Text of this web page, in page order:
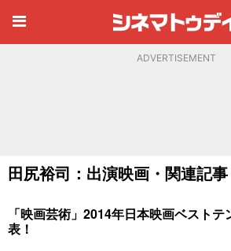
ADVERTISEMENT
田尻裕司：出演映画・関連記事
「映画芸術」2014年日本映画ベスト
表！